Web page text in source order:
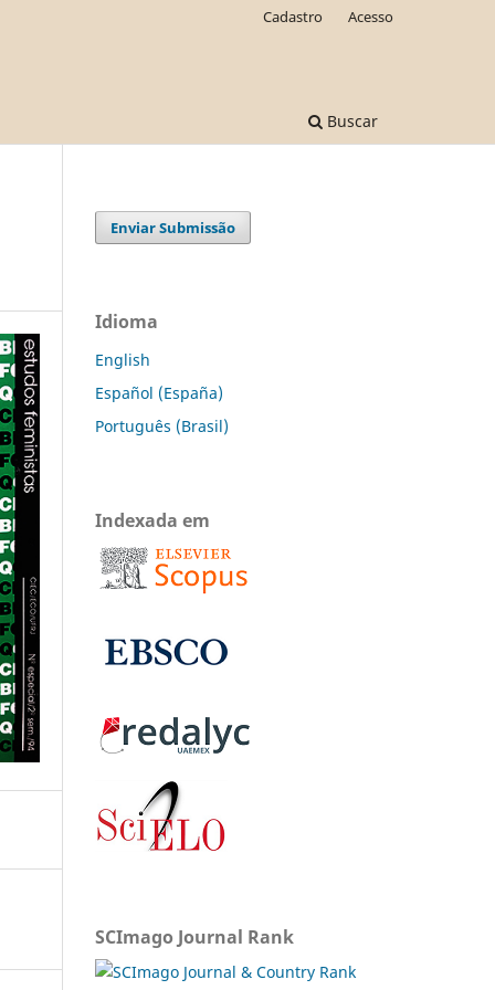
Buscar
Cadastro Acesso
Enviar Submissão
Idioma
English
Español (España)
Português (Brasil)
Indexada em
SCImago Journal Rank